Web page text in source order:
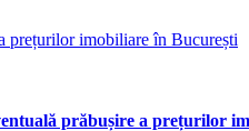
prăbușire a prețurilor